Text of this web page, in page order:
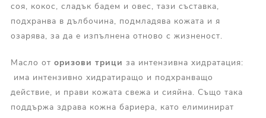
соя, кокос, сладък бадем и овес, тази съставка,
подхранва в дълбочина, подмладява кожата и я
озарява, за да е изпълнена отново с жизненост.
Масло от оризови трици за интензивна хидратация:
има интензивно хидратиращо и подхранващо
действие, и прави кожата свежа и сияйна. Също така
поддържа здрава кожна бариера, като елиминират